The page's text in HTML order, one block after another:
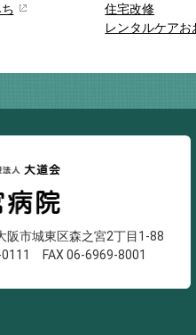
住宅改修
レンタルケアお
阪市城東区森之宮2丁目1-88
FAX 06-6969-8001